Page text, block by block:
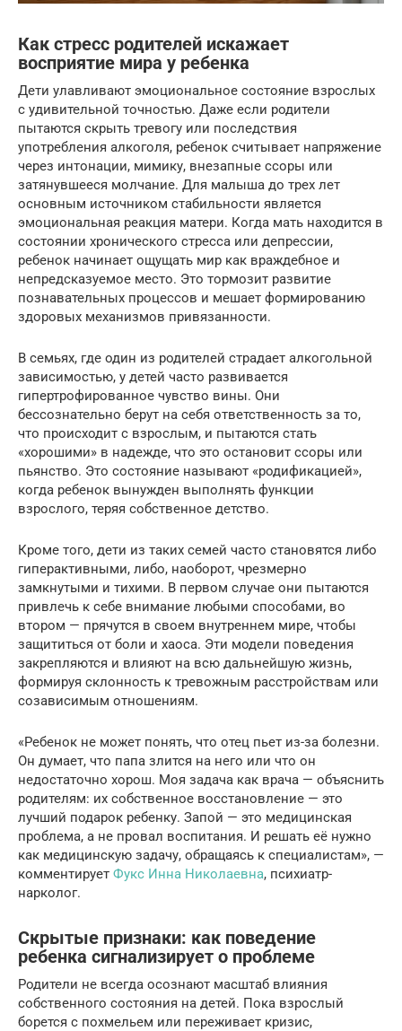
Как стресс родителей искажает
восприятие мира у ребенка
Дети улавливают эмоциональное состояние взрослых
с удивительной точностью. Даже если родители
пытаются скрыть тревогу или последствия
употребления алкоголя, ребенок считывает напряжение
через интонации, мимику, внезапные ссоры или
затянувшееся молчание. Для малыша до трех лет
основным источником стабильности является
эмоциональная реакция матери. Когда мать находится в
состоянии хронического стресса или депрессии,
ребенок начинает ощущать мир как враждебное и
непредсказуемое место. Это тормозит развитие
познавательных процессов и мешает формированию
здоровых механизмов привязанности.
В семьях, где один из родителей страдает алкогольной
зависимостью, у детей часто развивается
гипертрофированное чувство вины. Они
бессознательно берут на себя ответственность за то,
что происходит с взрослым, и пытаются стать
«хорошими» в надежде, что это остановит ссоры или
пьянство. Это состояние называют «родификацией»,
когда ребенок вынужден выполнять функции
взрослого, теряя собственное детство.
Кроме того, дети из таких семей часто становятся либо
гиперактивными, либо, наоборот, чрезмерно
замкнутыми и тихими. В первом случае они пытаются
привлечь к себе внимание любыми способами, во
втором — прячутся в своем внутреннем мире, чтобы
защититься от боли и хаоса. Эти модели поведения
закрепляются и влияют на всю дальнейшую жизнь,
формируя склонность к тревожным расстройствам или
созависимым отношениям.
«Ребенок не может понять, что отец пьет из-за болезни.
Он думает, что папа злится на него или что он
недостаточно хорош. Моя задача как врача — объяснить
родителям: их собственное восстановление — это
лучший подарок ребенку. Запой — это медицинская
проблема, а не провал воспитания. И решать её нужно
как медицинскую задачу, обращаясь к специалистам», —
комментирует Фукс Инна Николаевна, психиатр-
нарколог.
Скрытые признаки: как поведение
ребенка сигнализирует о проблеме
Родители не всегда осознают масштаб влияния
собственного состояния на детей. Пока взрослый
борется с похмельем или переживает кризис,